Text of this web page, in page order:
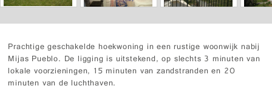
Prachtige geschakelde hoekwoning in een rustige woonwijk nabij
Mijas Pueblo. De ligging is uitstekend, op slechts 3 minuten van
lokale voorzieningen, 15 minuten van zandstranden en 20
minuten van de luchthaven.